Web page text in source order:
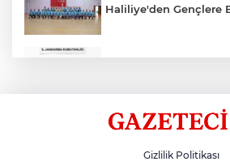
Haliliye'den Gençlere
Hikmet Başak’tan
Gizlilik Politikası